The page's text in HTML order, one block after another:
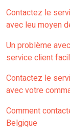
Contactez le
avec leu moyen
Un problème
service client
Contactez le
avec votre
Comment
Belgique